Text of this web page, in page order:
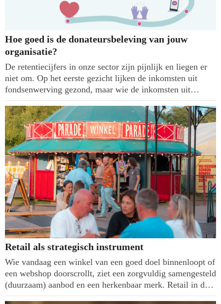
Hoe goed is de donateursbeleving van jouw
organisatie?
De retentiecijfers in onze sector zijn pijnlijk en liegen er
niet om. Op het eerste gezicht lijken de inkomsten uit
fondsenwerving gezond, maar wie de inkomsten uit
nalatenschappen even buiten beschouwing laat en verder
kijkt, ziet een zorgwekkende trend in loyaliteit onder
particuliere donateurs.
Retail als strategisch instrument
Wie vandaag een winkel van een goed doel binnenloopt of
een webshop doorscrollt, ziet een zorgvuldig samengesteld
(duurzaam) aanbod en een herkenbaar merk. Retail in de
non-profit sector wordt professioneler, digitaler en